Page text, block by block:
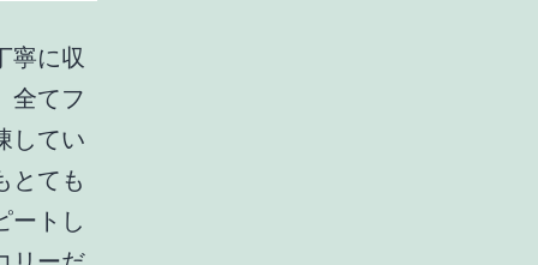
寧に収
全てフ
してい
とても
ートし